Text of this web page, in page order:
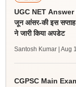
UGC NET Answer
जून आंसर-की इस
ने जारी किया अपडेट
Santosh Kumar | Aug
CGPSC Main